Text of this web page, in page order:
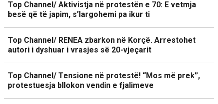
Top Channel/ Aktivistja në protestën e 70: E vetmja
besë që të japim, s’largohemi pa ikur ti
Top Channel/ RENEA zbarkon në Korçë. Arrestohet
autori i dyshuar i vrasjes së 20-vjeçarit
Top Channel/ Tensione në protestë! “Mos më prek”,
protestuesja bllokon vendin e fjalimeve